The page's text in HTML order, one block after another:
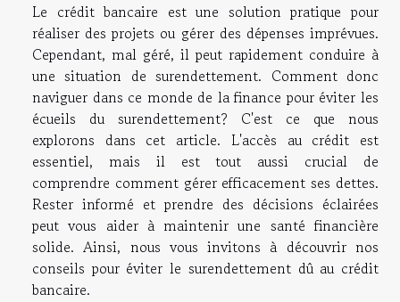
Le crédit bancaire est une solution pratique pour
réaliser des projets ou gérer des dépenses imprévues.
Cependant, mal géré, il peut rapidement conduire à
une situation de surendettement. Comment donc
naviguer dans ce monde de la finance pour éviter les
écueils du surendettement? C'est ce que nous
explorons dans cet article. L'accès au crédit est
essentiel, mais il est tout aussi crucial de
comprendre comment gérer efficacement ses dettes.
Rester informé et prendre des décisions éclairées
peut vous aider à maintenir une santé financière
solide. Ainsi, nous vous invitons à découvrir nos
conseils pour éviter le surendettement dû au crédit
bancaire.